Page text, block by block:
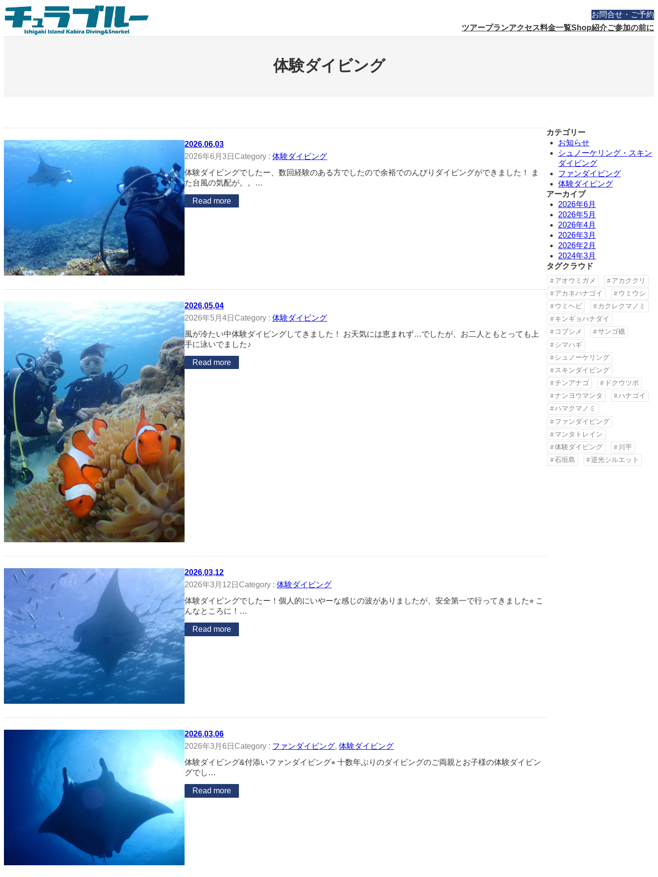
内
容
ス
お問合せ・ご予約
ツアープランアクセス料金一覧Shop紹介ご参加の前に
体験ダイビング
2026,06,03
2026年6月3日 Category :体験ダイビング
体験ダイビングでしたー、数回経験のある方でしたので余裕でのんびりダイビングができました！ ま
た台風の気配が。。…
Read more
2026,05,04
2026年5月4日 Category :体験ダイビング
風が冷たい中体験ダイビングしてきました！ お天気には恵まれず…でしたが、お二人ともとっても上
手に泳いでました♪
Read more
2026,03,12
2026年3月12日 Category :体験ダイビング
体験ダイビングでしたー！個人的にいやーな感じの波がありましたが、安全第一で行ってきました⭐︎ こ
んなところに！…
Read more
2026,03,06
2026年3月6日 Category : ファンダイビング, 体験ダイビング
体験ダイビング&付添いファンダイビング⭐︎ 十数年ぶりのダイビングのご両親とお子様の体験ダイビン
グでし…
Read more
カテゴリー
お知らせ
シュノーケリング・スキン
ダイビング
ファンダイビング
体験ダイビング
アーカイブ
2026年6月
2026年5月
2026年4月
2026年3月
2026年2月
2024年3月
タグクラウド
アオウミガメ
アカククリ
アカネハナゴイ
ウミウシ
ウミヘビ
カクレクマノミ
キンギョハナダイ
コブシメ
サンゴ礁
シマハギ
シュノーケリング
スキンダイビング
チンアナゴ
ドクウツボ
ナンヨウマンタ
ハナゴイ
ハマクマノミ
ファンダイビング
マンタトレイン
体験ダイビング
川平
石垣島
逆光シルエット